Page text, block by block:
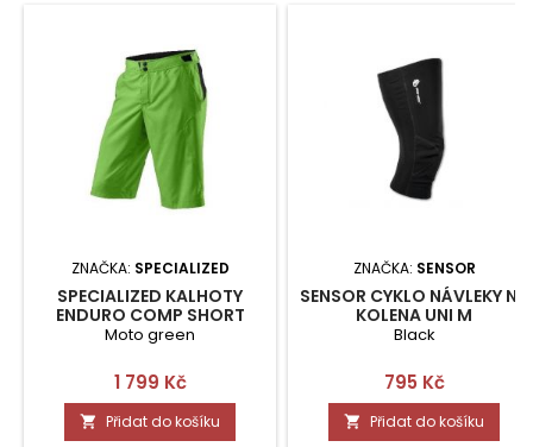
ZNAČKA: SPECIALIZED
SPECIALIZED KALHOTY
ENDURO COMP SHORT
VEL.32
Moto green
Cena
1 799 Kč
 Přidat do košíku
ZNAČKA: SENSOR
SENSOR CYKLO NÁVLEKY NA
KOLENA UNI M
Black
Cena
795 Kč
 Přidat do košíku